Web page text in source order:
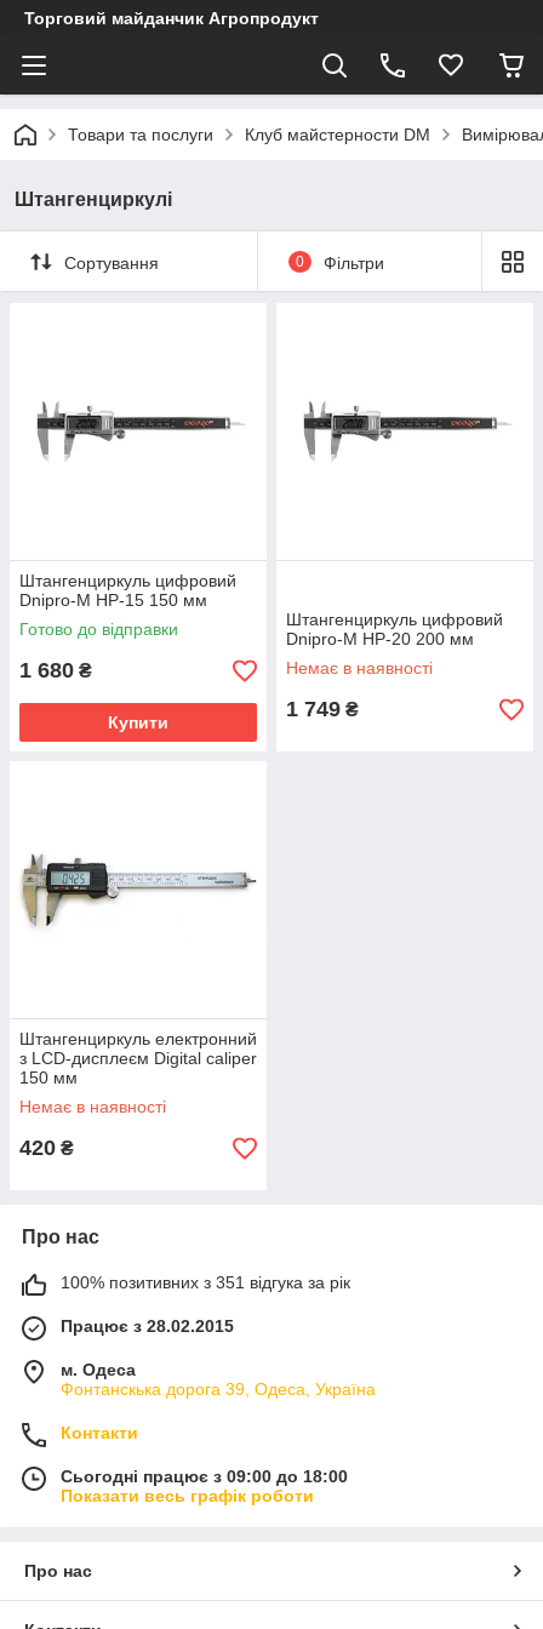
Торговий майданчик Агропродукт
Товари та послуги Клуб майстерности DM
Штангенциркулі
Сортування 0 Фільтри
Штангенциркуль цифровий
Dnipro-M HP-15 150 мм
Готово до відправки
1 680 ₴
Купити
Штангенциркуль цифровий
Dnipro-M HP-20 200 мм
Немає в наявності
1 749 ₴
Штангенциркуль електронний
з LCD-дисплеєм Digital caliper
150 мм
Немає в наявності
420 ₴
Про нас
100% позитивних з 351 відгука за рік
Працює з 28.02.2015
м. Одеса
Фонтанскька дорога 39, Одеса, Україна
Контакти
Сьогодні працює з 09:00 до 18:00
Показати весь графік роботи
Про нас